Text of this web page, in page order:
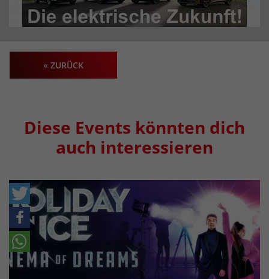
« ZURÜCK
Diese Events könnten dich
auch interessieren